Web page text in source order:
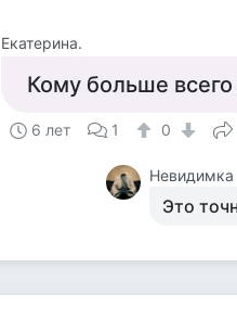
Екатерина.
Кому больше
6 лет 1 0
Невидимка
Это